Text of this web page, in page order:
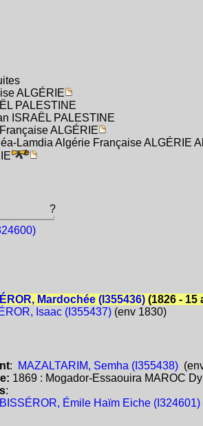
ALGÉRIE
PALESTINE
ISRAËL PALESTINE
ALGÉRIE
Lamdia Algérie Française ALGÉRIE
?
Mardochée (I355436) (1826 - 15
Isaac (I355437) (env 1830)
: MAZALTARIM, Semha (I355438)
1869 : Mogador-Essaouira MAROC
:
Émile Haïm Eiche (I324601)